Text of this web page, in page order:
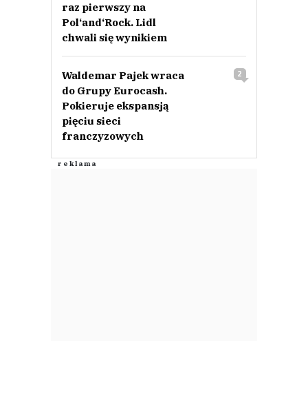
raz pierwszy na
Pol‘and‘Rock. Lidl
chwali się wynikiem
Waldemar Pajek wraca
do Grupy Eurocash.
Pokieruje ekspansją
pięciu sieci
franczyzowych
2